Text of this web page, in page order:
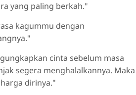
yang paling berkah."
kagummu dengan
cinta sebelum masa
segera menghalalkannya. Maka
dirinya."